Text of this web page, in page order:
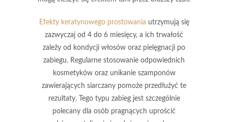
Efekty keratynowego prostowania utrzymują się
zazwyczaj od 4 do 6 miesięcy, a ich trwałość
zależy od kondycji włosów oraz pielęgnacji po
zabiegu. Regularne stosowanie odpowiednich
kosmetyków oraz unikanie szamponów
zawierających siarczany pomoże przedłużyć te
rezultaty. Tego typu zabieg jest szczególnie
polecany dla osób pragnących uprościć